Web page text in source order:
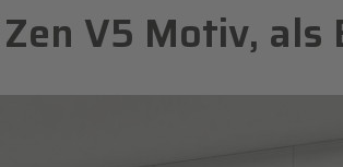
V5 Motiv,